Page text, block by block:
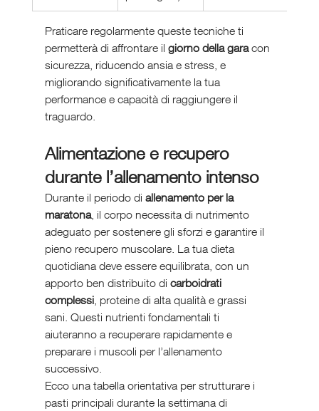
Praticare regolarmente queste tecniche ti
permetterà di affrontare il giorno della gara con
sicurezza, riducendo ansia e stress, e
migliorando significativamente la tua
performance e capacità di raggiungere il
traguardo.
Alimentazione e recupero
durante l’allenamento intenso
Durante il periodo di allenamento per la
maratona, il corpo necessita di nutrimento
adeguato per sostenere gli sforzi e garantire il
pieno recupero muscolare. La tua dieta
quotidiana deve essere equilibrata, con un
apporto ben distribuito di carboidrati
complessi, proteine di alta qualità e grassi
sani. Questi nutrienti fondamentali ti
aiuteranno a recuperare rapidamente e
preparare i muscoli per l’allenamento
successivo.
Ecco una tabella orientativa per strutturare i
pasti principali durante la settimana di